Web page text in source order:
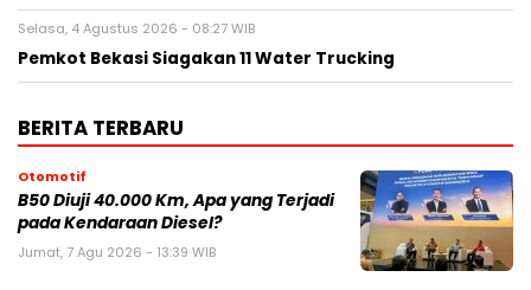
Selasa, 4 Agustus 2026 - 08:27 WIB
Pemkot Bekasi Siagakan 11 Water Trucking
BERITA TERBARU
Otomotif
B50 Diuji 40.000 Km, Apa yang Terjadi
pada Kendaraan Diesel?
Jumat, 7 Agu 2026 - 13:39 WIB